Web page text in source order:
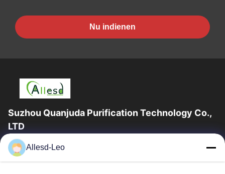
Nu indienen
Suzhou Quanjuda Purification Technology Co.,
LTD
16years ervaring, als belangrijke fabrikant en exporteur van
ESD & Cleanroom producten, bieden wij een volledige lijn van
Allesd-Leo